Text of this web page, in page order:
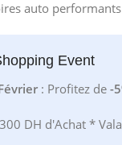
auto
Event
: Profitez de-
DH d'Achat *